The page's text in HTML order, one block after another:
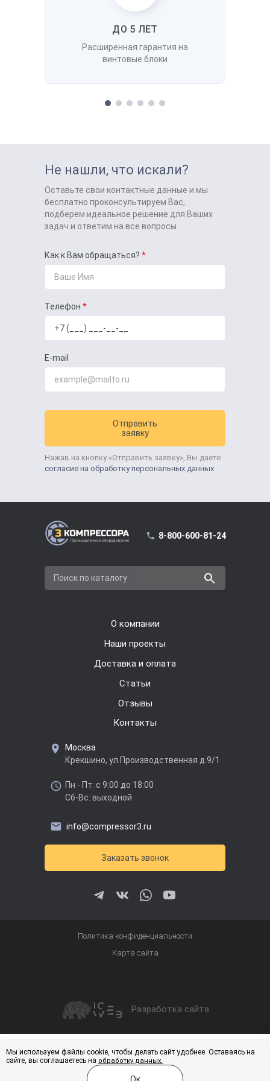
Купить
Получить скидку
ДО 5 ЛЕТ
Расширенная гарантия на
винтовые блоки
Не нашли, что искали?
Оставьте свои контактные данные и мы
бесплатно проконсультируем Вас,
подберем идеальное решение для Ваших
задач и ответим на все вопросы
Как к Вам обращаться?
Телефон
E-mail
Отправить
заявку
Нажав на кнопку «Отправить заявку», Вы даете
согласие на обработку персональных данных
8-800-600-81-24
Поиск по каталогу
О компании
Наши проекты
Доставка и оплата
Cтатьи
Отзывы
Контакты
Москва
Крекшино, ул.Производственная д.9/1
Пн - Пт: с 9:00 до 18:00
Сб-Вс: выходной
info@compressor3.ru
Заказать звонок
Политика конфиденциальности
Карта сайта
Разработка сайта
Мы используем файлы cookie, чтобы делать сайт удобнее. Оставаясь на
сайте, вы соглашаетесь на обработку данных.
Ок